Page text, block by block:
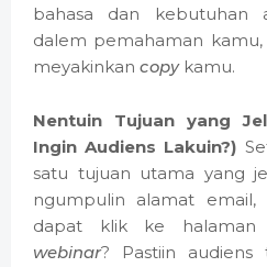
bahasa dan kebutuhan
dalem pemahaman
meyakinkan copykamu.
Nentuin Tujuan yang
Ingin Audiens Lakuin?)
satu tujuan utama yang
ngumpulin alamat email,
dapat klik ke halaman
webinar? Pastiin audiens